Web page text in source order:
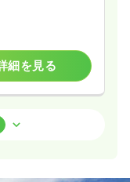
細を見る